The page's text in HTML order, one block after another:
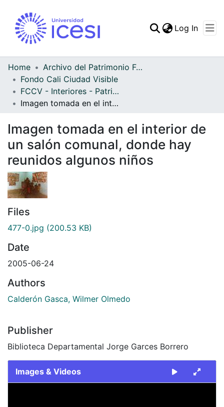
Log In
Home
Archivo del Patrimonio Fotográfico y Fílmico del Valle del Cauca
Fondo Cali Ciudad Visible
FCCV - Interiores - Patrimonial
Imagen tomada en el interior de un salón comunal, donde hay reunidos algunos niños
Imagen tomada en el interior de
un salón comunal, donde hay
reunidos algunos niños
Files
477-0.jpg (200.53 KB)
Date
2005-06-24
Authors
Calderón Gasca, Wilmer Olmedo
Publisher
Biblioteca Departamental Jorge Garces Borrero
Images & Videos